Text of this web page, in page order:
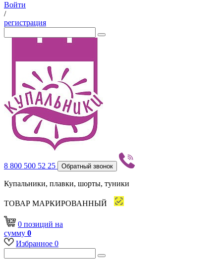
Войти
/
регистрация
8 800 500 52 25 Обратный звонок
Купальники, плавки, шорты, туники
ТОВАР МАРКИРОВАННЫЙ
0 позиций на
сумму 0
Избранное 0